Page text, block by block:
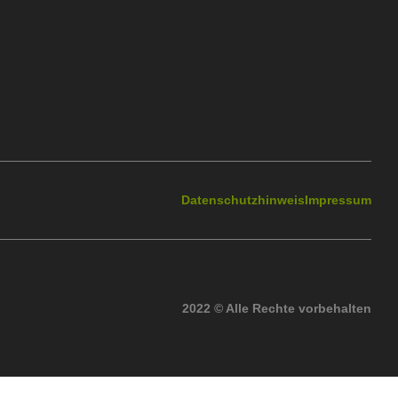
DatenschutzhinweisImpressum
2022 © Alle Rechte vorbehalten